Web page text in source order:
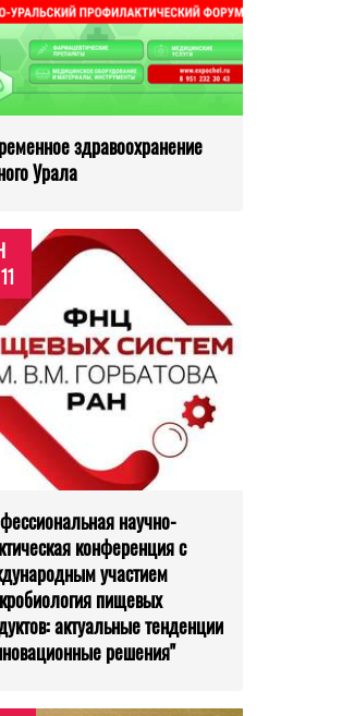
здравоохранение
Урала
научно-
конференция с
участием
пищевых
актуальные тенденции
решения"